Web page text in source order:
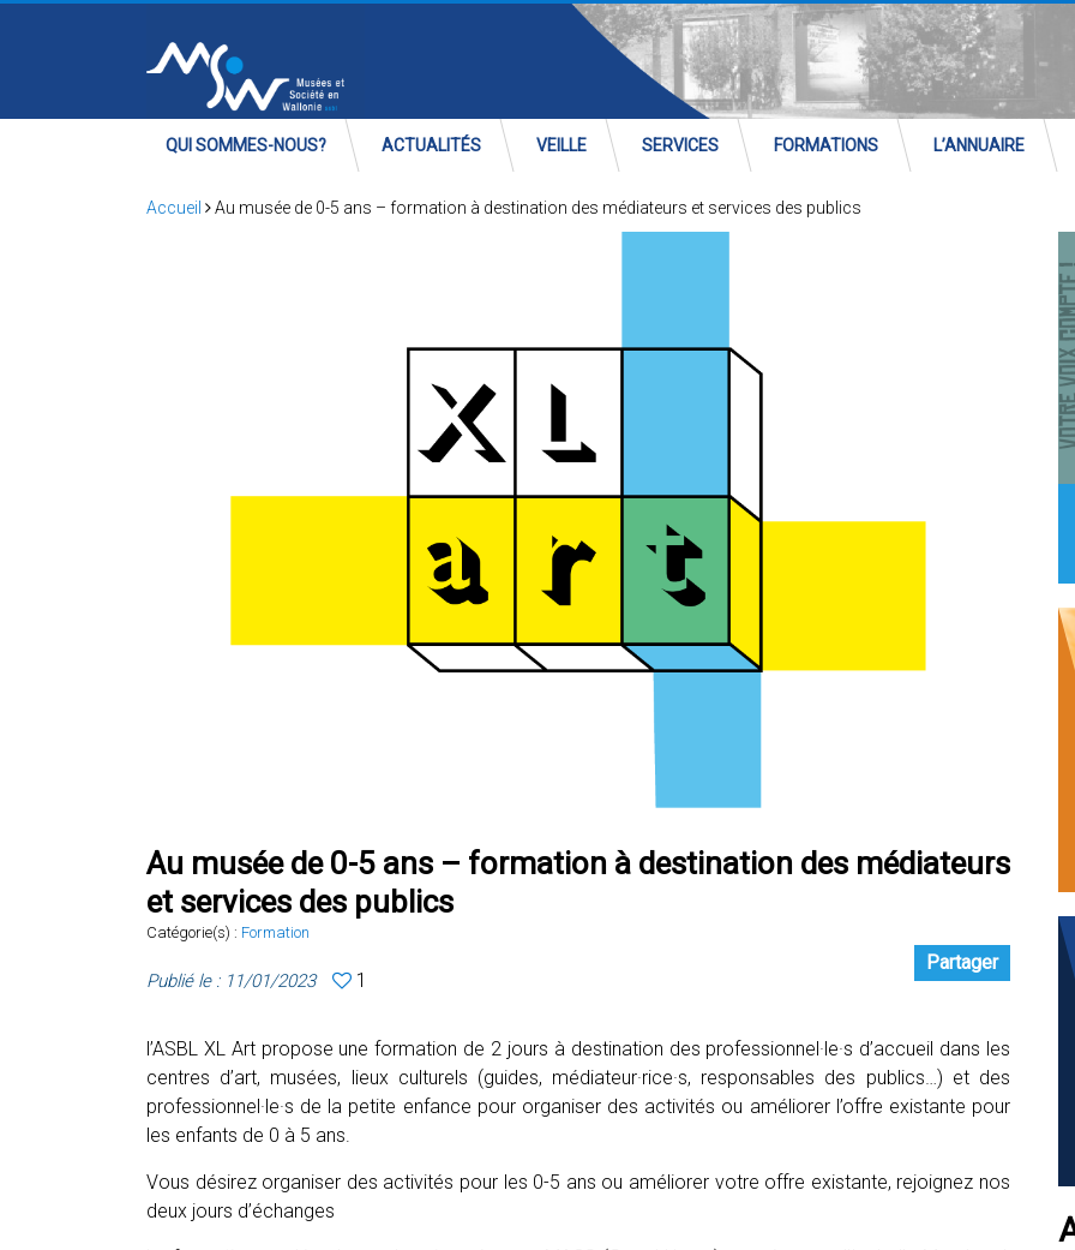
QUI SOMMES-NOUS? ACTUALITÉS VEILLE SERVICES FORMATIONS L’ANNUAIRE
Accueil Au musée de 0-5 ans – formation à destination des médiateurs et services des publics
Au musée de 0-5 ans – formation à destination des médiateurs
et services des publics
Catégorie(s) : Formation
Publié le : 11/01/2023 1
Partager
l’ASBL XL Art propose une formation de 2 jours à destination des professionnel·le·s d’accueil dans les
centres d’art, musées, lieux culturels (guides, médiateur·rice·s, responsables des publics…) et des
professionnel·le·s de la petite enfance pour organiser des activités ou améliorer l’offre existante pour
les enfants de 0 à 5 ans.
Vous désirez organiser des activités pour les 0-5 ans ou améliorer votre offre existante, rejoignez nos
deux jours d’échanges